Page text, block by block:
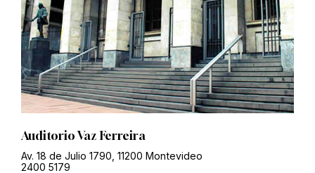
Auditorio Vaz Ferreira
Av. 18 de Julio 1790, 11200 Montevideo
2400 5179